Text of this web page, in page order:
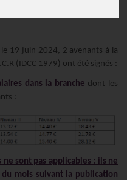
le 19 juin 2024, 2 avenants à la
(IDCC 1979) ont été signés :
dans la branche dont les
:
sont pas applicables : ils ne
du mois suivant la publication